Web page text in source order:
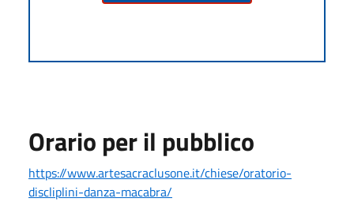
Orario per il pubblico
https://www.artesacraclusone.it/chiese/oratorio-
discliplini-danza-macabra/